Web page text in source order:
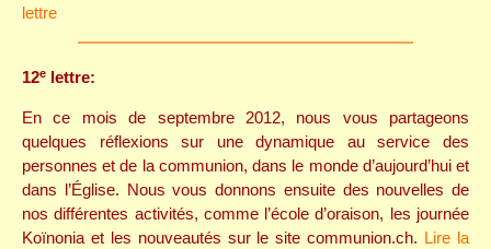
lettre
12e lettre:
En ce mois de septembre 2012, nous vous partageons
quelques réflexions sur une dynamique au service des
personnes et de la communion, dans le monde d’aujourd’hui et
dans l’Église. Nous vous donnons ensuite des nouvelles de
nos différentes activités, comme l’école d’oraison, les journée
Koïnonia et les nouveautés sur le site communion.ch. Lire la